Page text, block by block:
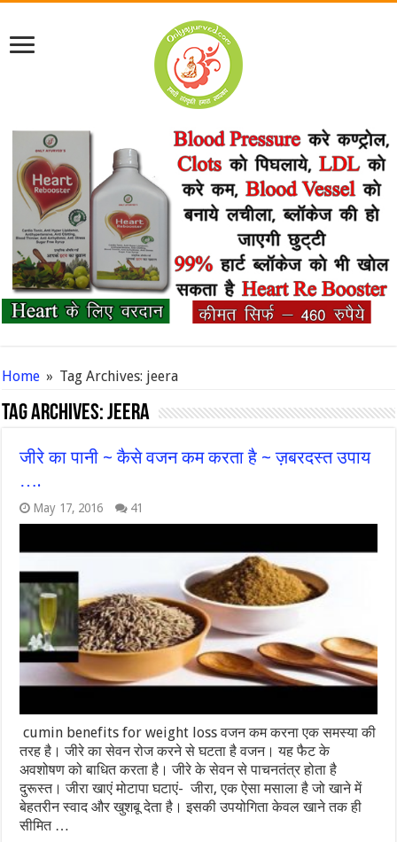
Home » Tag Archives: jeera
Tag Archives:jeera
जीरे का पानी ~ कैसे वजन कम करता है ~ ज़बरदस्त उपाय
….
May 17, 2016 41
cumin benefits for weight loss वजन कम करना एक समस्‍या की
तरह है। जीरे का सेवन रोज करने से घटता है वजन। यह फैट के
अवशोषण को बाधित करता है। जीरे के सेवन से पाचनतंत्र होता है
दुरूस्त। जीरा खाएं मोटापा घटाएं- जीरा, एक ऐसा मसाला है जो खाने में
बेहतरीन स्वाद और खुशबू देता है। इसकी उपयोगिता केवल खाने तक ही
सीमित …